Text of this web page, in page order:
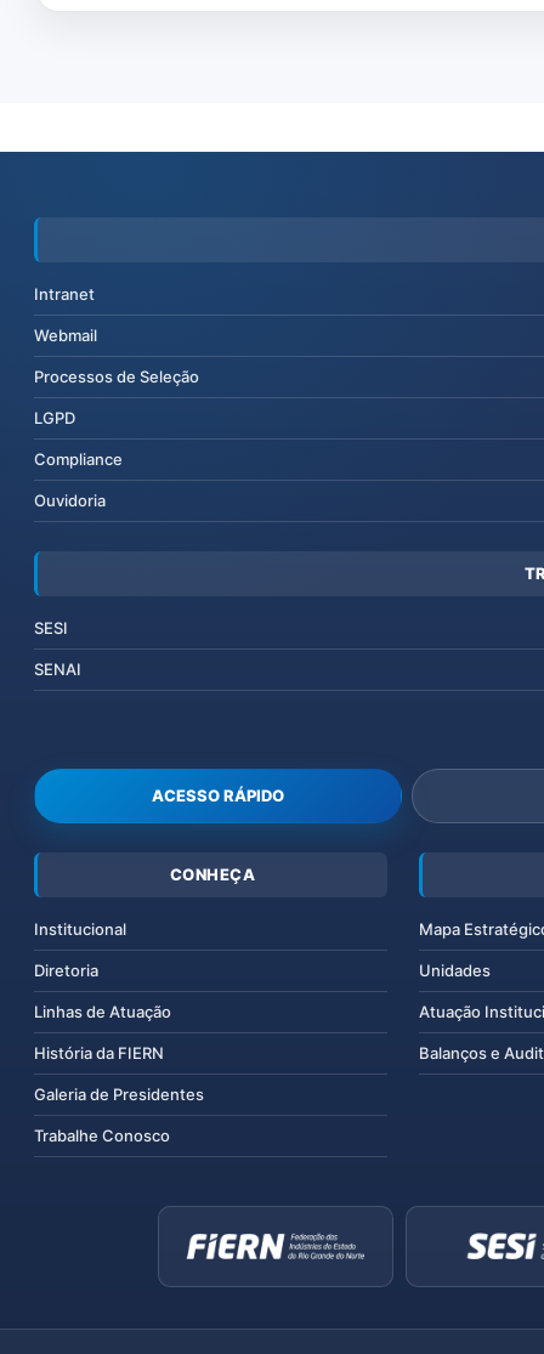
Intranet
Webmail
Processos de Seleção
LGPD
Compliance
Ouvidoria
SESI
SENAI
ACESSO RÁPIDO
CONHEÇA
Institucional
Diretoria
Linhas de Atuação
História da FIERN
Galeria de Presidentes
Trabalhe Conosco
Mapa
Unidades
Atuação
Balanços e